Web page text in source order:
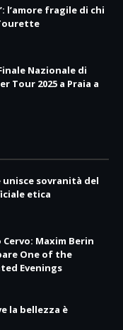
l’amore fragile di chi
Nazionale di
Tour 2025 a Praia a
sovranità del
etica
Maxim Berin
One of the
Evenings
la bellezza è